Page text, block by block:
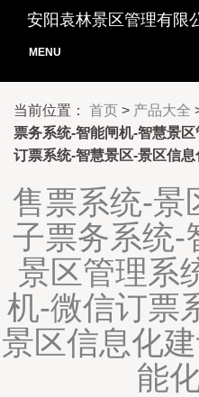
安阳袁林景区管理有限
MENU
当前位置： 首页 > 产品大全
票务系统-智能闸机-智慧景
订票系统-智慧景区-景区信
售票系统-景
子票务系统-
景区管理系
机-微信订票
景区信息化
能